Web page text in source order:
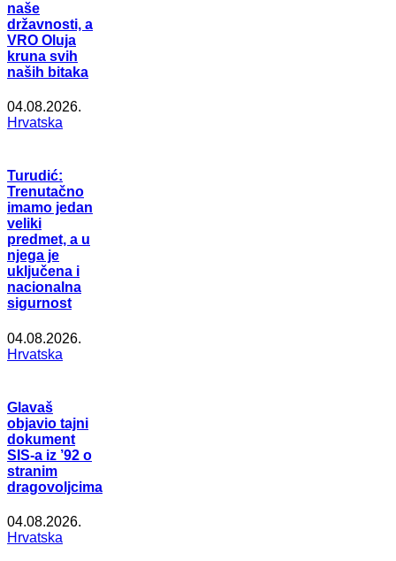
naše
državnosti, a
VRO Oluja
kruna svih
naših bitaka
04.08.2026.
Hrvatska
Turudić:
Trenutačno
imamo jedan
veliki
predmet, a u
njega je
uključena i
nacionalna
sigurnost
04.08.2026.
Hrvatska
Glavaš
objavio tajni
dokument
SIS-a iz ’92 o
stranim
dragovoljcima
04.08.2026.
Hrvatska